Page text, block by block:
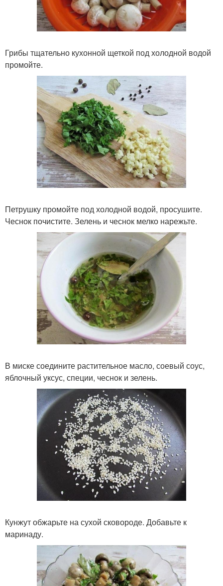
Грибы тщательно кухонной щеткой под холодной водой
промойте.
Петрушку промойте под холодной водой, просушите.
Чеснок почистите. Зелень и чеснок мелко нарежьте.
В миске соедините растительное масло, соевый соус,
яблочный уксус, специи, чеснок и зелень.
Кунжут обжарьте на сухой сковороде. Добавьте к
маринаду.